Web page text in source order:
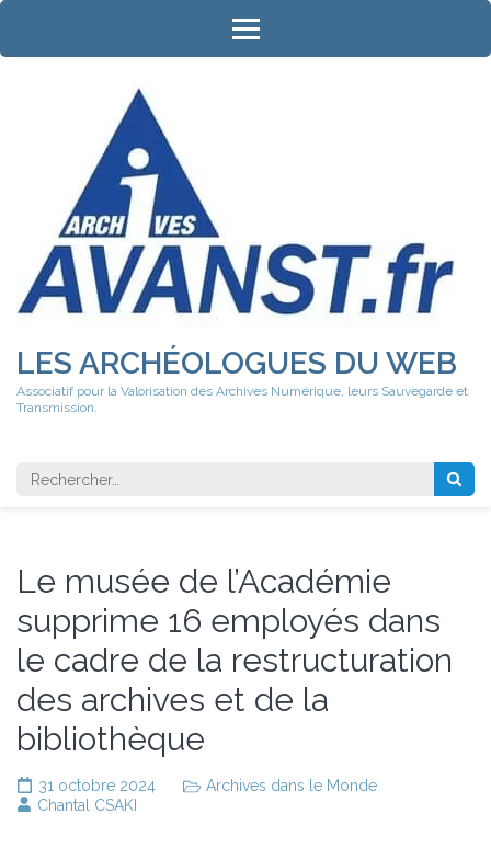
Aller
contenu
LES ARCHÉOLOGUES DU WEB
Associatif pour la Valorisation des Archives Numérique, leurs Sauvegarde et
Transmission.
Rechercher
Le musée de l’Académie
supprime 16 employés dans
le cadre de la restructuration
des archives et de la
bibliothèque
31 octobre 2024
Archives dans le Monde
Chantal CSAKI